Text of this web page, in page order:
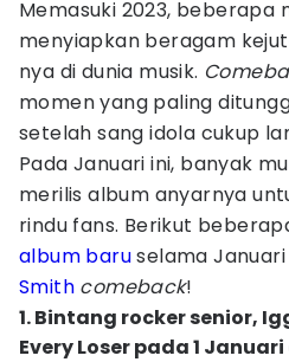
Memasuki 2023, beberapa
menyiapkan beragam
nya di dunia musik.
momen yang paling
setelah sang idola cukup
Pada Januari ini, banyak
merilis album anyarnya
rindu fans. Berikut
album baruselama Januari
Smith comeback!
1. Bintang rocker senior,
Every Loser pada 1